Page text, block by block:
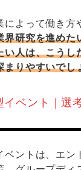
によって働き方
界研究を進めた
い人は、こうし
まりやすいでし
イベント｜選
ベントは、エン